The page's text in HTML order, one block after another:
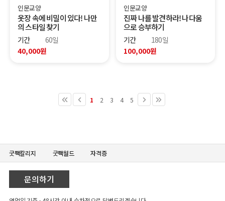
인문교양
옷장 속에 비밀이 있다! 나만
의 스타일 찾기
기간
60일
40,000원
인문교양
진짜 나를 발견하라! 나다움
으로 승부하기
기간
180일
100,000원
1 2 3 4 5
굿짹칼리지 굿짹월드 자격증
문의하기